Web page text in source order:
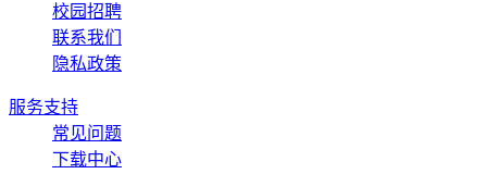
校园招聘
联系我们
隐私政策
服务支持
常见问题
下载中心